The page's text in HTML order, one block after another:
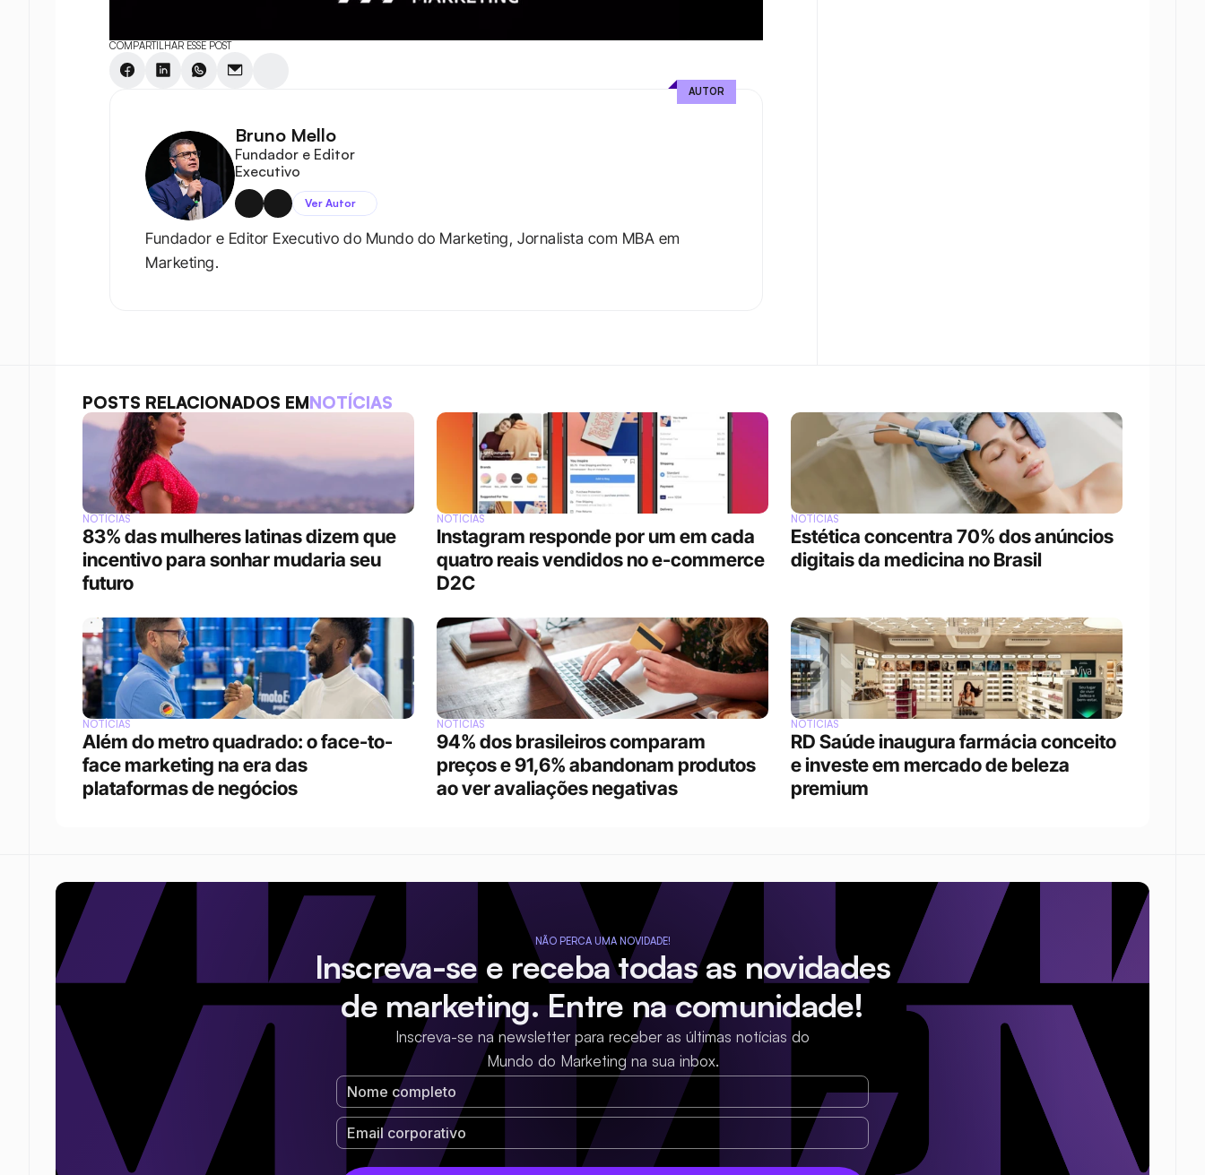
COMPARTILHAR ESSE POST
Bruno Mello
Fundador e Editor
Executivo
Ver Autor
Fundador e Editor Executivo do Mundo do Marketing, Jornalista com MBA em
Marketing.
AUTOR
POSTS RELACIONADOS EMNOTÍCIAS
NOTÍCIAS
83% das mulheres latinas dizem que
incentivo para sonhar mudaria seu
futuro
NOTÍCIAS
Instagram responde por um em cada
quatro reais vendidos no e-commerce
D2C
NOTÍCIAS
Estética concentra 70% dos anúncios
digitais da medicina no Brasil
NOTÍCIAS
Além do metro quadrado: o face-to-
face marketing na era das
plataformas de negócios
NOTÍCIAS
94% dos brasileiros comparam
preços e 91,6% abandonam produtos
ao ver avaliações negativas
NOTÍCIAS
RD Saúde inaugura farmácia conceito
e investe em mercado de beleza
premium
NÃO PERCA UMA NOVIDADE!
Inscreva-se e receba todas as novidades
de marketing. Entre na comunidade!
Inscreva-se na newsletter para receber as últimas notícias do
Mundo do Marketing na sua inbox.